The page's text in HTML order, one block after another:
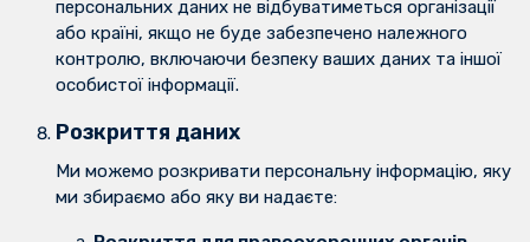
персональних даних не відбуватиметься організації
або країні, якщо не буде забезпечено належного
контролю, включаючи безпеку ваших даних та іншої
особистої інформації.
Розкриття даних
Ми можемо розкривати персональну інформацію, яку
ми збираємо або яку ви надаєте: